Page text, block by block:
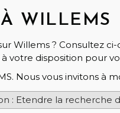
WILLEMS
Willems ? Consultez
votre disposition pour
Nous vous invitons à
: Etendre la recherche